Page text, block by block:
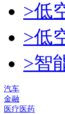
>低
>低
>智
汽车
金融
医疗医药